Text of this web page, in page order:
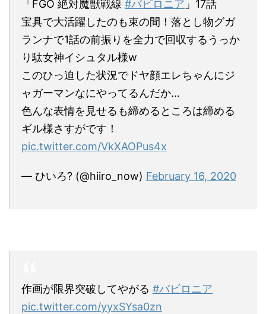
「FGO 絶対魔獣戦線 #バビロニア 」17話
宝具で大活躍したのも束の間！落とし物グガ
ランナで1話の前振りを全力で回収するうっか
り駄女神イシュタル様w
このひっ迫した状況でドヤ顔エレちゃんにジ
ャガーマンなにやってるんだか…
色んな表情を見せるも締めるところは締める
ギル様さすがです！
pic.twitter.com/VkXAOPus4x
— ひいろ? (@hiiro_now) February 16, 2020
作画が限界突破してやがる #バビロニア
pic.twitter.com/yyxSYsa0zn